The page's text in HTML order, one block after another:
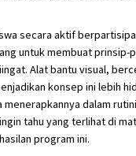
secara aktif
untuk membuat prinsip-
Alat bantu visual,
konsep ini lebih
menerapkannya dalam
tahu yang terlihat di
program ini.